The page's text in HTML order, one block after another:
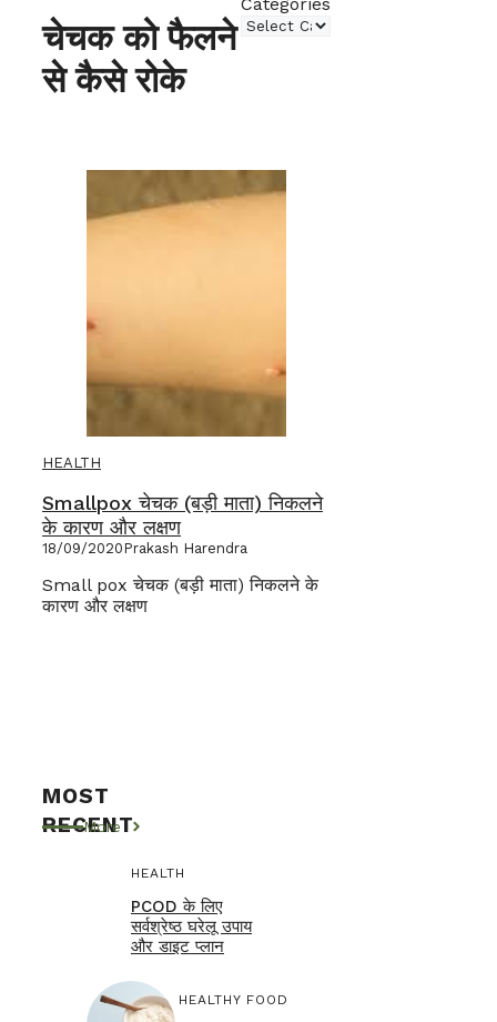
चेचक को फैलने
से कैसे रोके
HEALTH
Smallpox चेचक (बड़ी माता) निकलने
के कारण और लक्षण
18/09/2020Prakash Harendra
Small pox चेचक (बड़ी माता) निकलने के
कारण और लक्षण
MOST
RECENT
More
HEALTH
PCOD के लिए
सर्वश्रेष्ठ घरेलू उपाय
और डाइट प्लान
HEALTHY FOOD